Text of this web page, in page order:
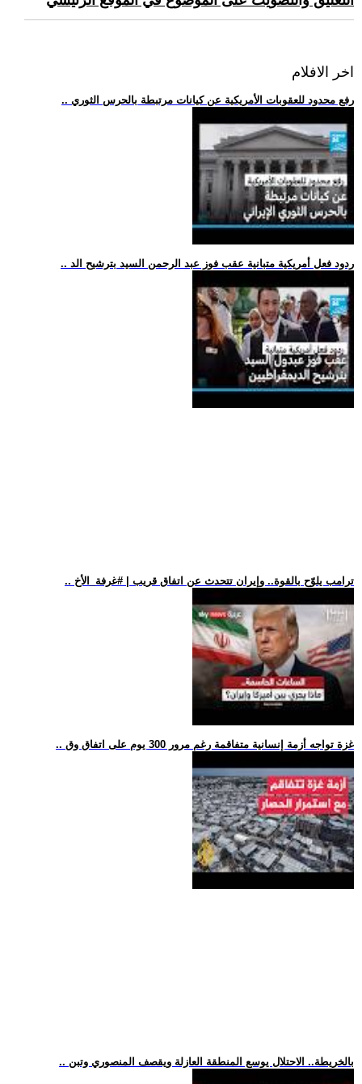
اخر الافلام
.. رفع محدود للعقوبات الأمريكية عن كيانات مرتبطة بالحرس الثوري
.. ردود فعل أمريكية متبانية عقب فوز عبد الرحمن السيد بترشيح الد
.. ترامب يلوّح بالقوة.. وإيران تتحدث عن اتفاق قريب | #غرفة_الأخ
.. غزة تواجه أزمة إنسانية متفاقمة رغم مرور 300 يوم على اتفاق وق
.. بالخريطة.. الاحتلال يوسع المنطقة العازلة ويقصف المنصوري وتبن